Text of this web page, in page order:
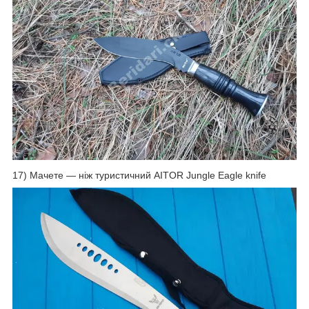
17) Мачете — ніж туристичний AITOR Jungle Eagle knife